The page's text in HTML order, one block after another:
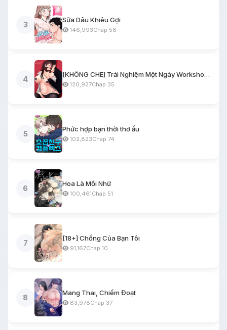
3
Sữa Dâu Khiêu Gợi
146,993Chap 58
4
[KHÔNG CHE] Trải Nghiệm Một Ngày Workshop BDSM
120,927Chap 35
5
Phức hợp bạn thời thơ ấu
102,823Chap 74
6
Hoa Là Mồi Nhử
100,461Chap 51
7
[18+] Chồng Của Bạn Tôi
91,167Chap 10
8
Mang Thai, Chiếm Đoạt
83,978Chap 37